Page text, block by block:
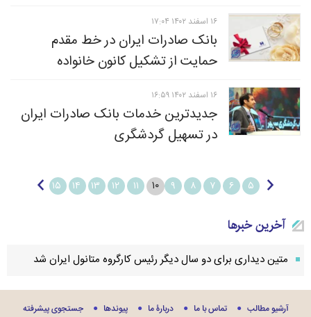
۱۶ اسفند ۱۴۰۲ ۱۷:۰۴
بانک صادرات ایران در خط مقدم
حمایت از تشکیل کانون خانواده
۱۶ اسفند ۱۴۰۲ ۱۶:۵۹
جدیدترین خدمات بانک صادرات ایران
در تسهیل گردشگری
۵ ۶ ۷ ۸ ۹ ۱۰ ۱۱ ۱۲ ۱۳ ۱۴ ۱۵
آخرین خبرها
متین دیداری برای دو سال دیگر رئیس کارگروه متانول ایران شد
آرشیو مطالب تماس با ما دربارۀ ما پيوندها جستجوی پيشرفته